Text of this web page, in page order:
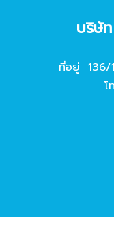
บริษั
ที่อยู่ 136/
โ